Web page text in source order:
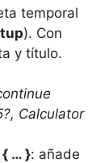
temporal
). Con
y título.
Calculator
{ … }: añade